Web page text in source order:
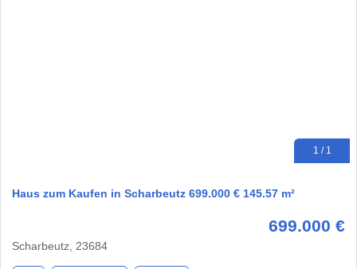
1 / 1
Haus zum Kaufen in Scharbeutz 699.000 € 145.57 m²
699.000 €
Scharbeutz, 23684